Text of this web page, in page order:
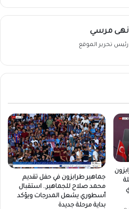
نهى مرسي
رئيس تحرير الموقع
جماهير طرابزون في حفل تقديم
محمد صلاح للجماهير.. استقبال
أسطوري يشعل المدرجات ويؤكد
بداية مرحلة جديدة